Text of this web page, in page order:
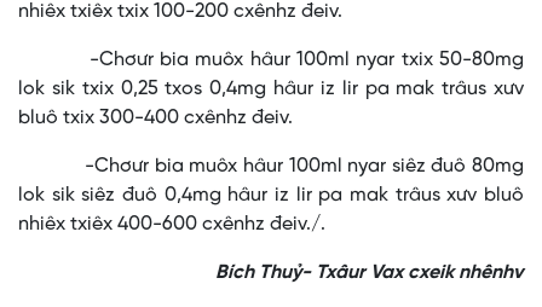
nhiêx txiêx txix 100-200 cxênhz đeiv.
-Chơưr bia muôx hâur 100ml nyar txix 50-80mg
lok sik txix 0,25 txos 0,4mg hâur iz lir pa mak trâus xưv
bluô txix 300-400 cxênhz đeiv.
-Chơưr bia muôx hâur 100ml nyar siêz đuô 80mg
lok sik siêz đuô 0,4mg hâur iz lir pa mak trâus xưv bluô
nhiêx txiêx 400-600 cxênhz đeiv./.
Bích Thuỷ- Txâur Vax cxeik nhênhv